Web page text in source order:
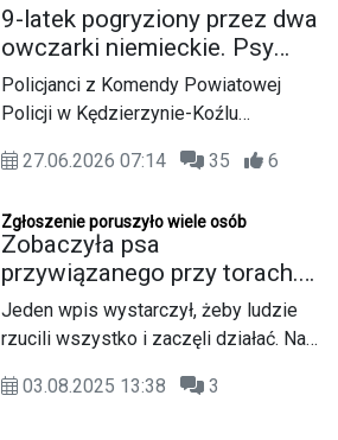
9-latek pogryziony przez dwa
owczarki niemieckie. Psy
zaatakowały, gdy chłopiec
jechał na rowerze
Policjanci z Komendy Powiatowej
Policji w Kędzierzynie-Koźlu
którego doszło w piątek 26 czerwca
w gminie Pawłowiczki. Dyżurny
otrzymał zgłoszenie, że psy
zaatakowały 9-letniego chłopca.
27.06.2026 07:14 35 6
Zgłoszenie poruszyło wiele osób
Zobaczyła psa
przywiązanego przy torach.
Ludzie ruszyli na pomoc.
Wzruszająca mobilizacja po
jednym poście
Jeden wpis wystarczył, żeby ludzie
rzucili wszystko i zaczęli działać. Na
się informacja, że ktoś z pociągu
03.08.2025 13:38 3